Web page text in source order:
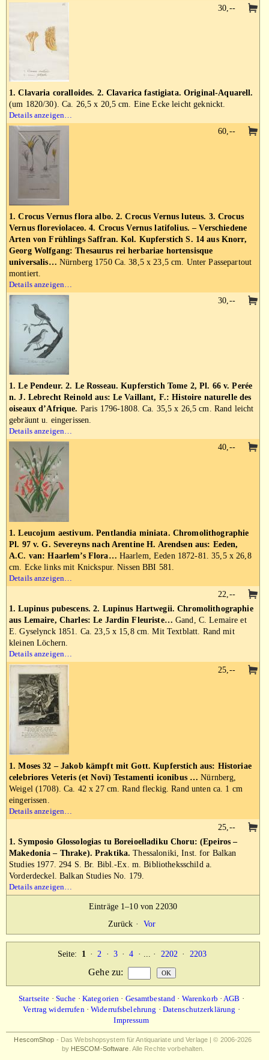
1. Clavaria coralloides. 2. Clavarica fastigiata. Original-Aquarell.
(um 1820/30). Ca. 26,5 x 20,5 cm. Eine Ecke leicht geknickt.
Details anzeigen…
30,--
1. Crocus Vernus flora albo. 2. Crocus Vernus luteus. 3. Crocus
Vernus floreviolaceo. 4. Crocus Vernus latifolius. – Verschiedene
Arten von Frühlings Saffran. Kol. Kupferstich S. 14 aus Knorr,
Georg Wolfgang: Thesaurus rei herbariae hortensisque
universalis… Nürnberg 1750 Ca. 38,5 x 23,5 cm. Unter Passepartout
montiert.
Details anzeigen…
60,--
1. Le Pendeur. 2. Le Rosseau. Kupferstich Tome 2, Pl. 66 v. Perée
n. J. Lebrecht Reinold aus: Le Vaillant, F.: Histoire naturelle des
oiseaux d’Afrique. Paris 1796-1808. Ca. 35,5 x 26,5 cm. Rand leicht
gebräunt u. eingerissen.
Details anzeigen…
30,--
1. Leucojum aestivum. Pentlandia miniata. Chromolithographie
Pl. 97 v. G. Severeyns nach Arentine H. Arendsen aus: Eeden,
A.C. van: Haarlem’s Flora… Haarlem, Eeden 1872-81. 35,5 x 26,8
cm. Ecke links mit Knickspur. Nissen BBI 581.
Details anzeigen…
40,--
1. Lupinus pubescens. 2. Lupinus Hartwegii. Chromolithographie
aus Lemaire, Charles: Le Jardin Fleuriste… Gand, C. Lemaire et
E. Gyselynck 1851. Ca. 23,5 x 15,8 cm. Mit Textblatt. Rand mit
kleinen Löchern.
Details anzeigen…
22,--
1. Moses 32 – Jakob kämpft mit Gott. Kupferstich aus: Historiae
celebriores Veteris (et Novi) Testamenti iconibus … Nürnberg,
Weigel (1708). Ca. 42 x 27 cm. Rand fleckig. Rand unten ca. 1 cm
eingerissen.
Details anzeigen…
25,--
1. Symposio Glossologias tu Boreioelladiku Choru: (Epeiros –
Makedonia – Thrake). Praktika. Thessaloniki, Inst. for Balkan
Studies 1977. 294 S. Br. Bibl.-Ex. m. Bibliotheksschild a.
Vorderdeckel. Balkan Studies No. 179.
Details anzeigen…
25,--
Einträge 1–10 von 22030
Zurück · Vor
Seite: 1 · 2 · 3 · 4 · ... · 2202 · 2203
Gehe zu:
Startseite · Suche · Kategorien · Gesamtbestand · Warenkorb ·AGB ·
Vertrag widerrufen·Widerrufsbelehrung · Datenschutzerklärung ·
Impressum
HescomShop - Das Webshopsystem für Antiquariate und Verlage | © 2006-2026
by HESCOM-Software . Alle Rechte vorbehalten.